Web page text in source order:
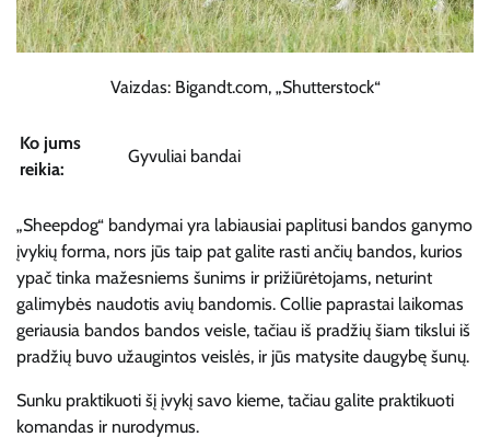
Vaizdas: Bigandt.com, „Shutterstock“
Ko jums
reikia:
Gyvuliai bandai
„Sheepdog“ bandymai yra labiausiai paplitusi bandos ganymo
įvykių forma, nors jūs taip pat galite rasti ančių bandos, kurios
ypač tinka mažesniems šunims ir prižiūrėtojams, neturint
galimybės naudotis avių bandomis. Collie paprastai laikomas
geriausia bandos bandos veisle, tačiau iš pradžių šiam tikslui iš
pradžių buvo užaugintos veislės, ir jūs matysite daugybę šunų.
Sunku praktikuoti šį įvykį savo kieme, tačiau galite praktikuoti
komandas ir nurodymus.